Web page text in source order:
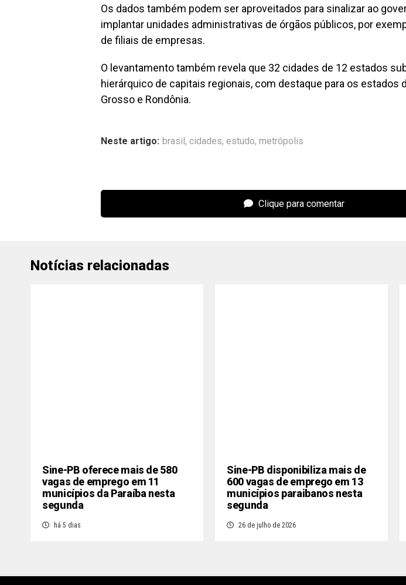
Os dados também podem ser aproveitados para sinalizar ao
implantar unidades administrativas de órgãos públicos, por
de filiais de empresas.
O levantamento também revela que 32 cidades de 12 estados
hierárquico de capitais regionais, com destaque para os estados
Grosso e Rondônia.
Neste artigo: brasil, cidades, estudo, metrópolis
Clique para comentar
Notícias relacionadas
Sine-PB oferece mais de 580
vagas de emprego em 11
municípios da Paraíba nesta
segunda
há 5 dias
Sine-PB disponibiliza mais de
600 vagas de emprego em 13
municípios paraibanos nesta
segunda
26 de julho de 2026